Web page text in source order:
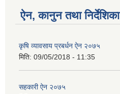
ऐन, कानुन तथा निर्देशिका
कृषि व्यावसाय प्रबर्धन ऐन २०७५
मिति: 09/05/2018 - 11:35
सहकारी ऐन २०७५